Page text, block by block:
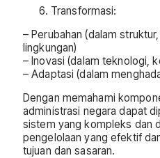
Transformasi:
– Perubahan (dalam
lingkungan)
– Inovasi (dalam teknologi,
– Adaptasi (dalam
Dengan memahami
administrasi negara dapat
sistem yang kompleks dan
pengelolaan yang efektif
tujuan dan sasaran.